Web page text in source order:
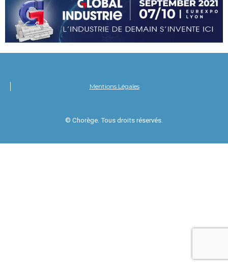
Mentions Légales
© Chorège. Tous droits réservés.